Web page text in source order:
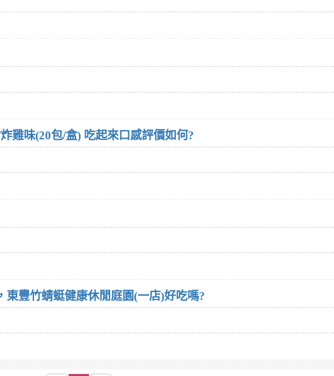
雞味(20包/盒) 吃起來口感評價如何?
豐竹蜻蜓健康休閒庭園(一店)好吃嗎?